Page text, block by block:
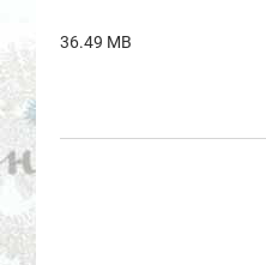
36.49 MB